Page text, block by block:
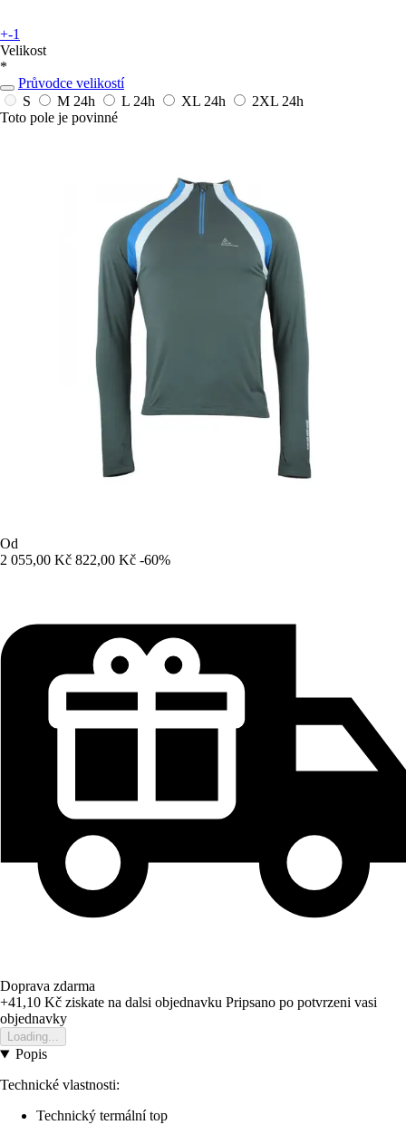
+-1
Velikost
*
Průvodce velikostí
S
M 24h L 24h XL 24h 2XL 24h
Toto pole je povinné
Od
2 055,00 Kč 822,00 Kč -60%
Doprava zdarma
+41,10 Kč ziskate na dalsi objednavku Pripsano po potvrzeni vasi
objednavky
Loading...
Popis
Technické vlastnosti:
Technický termální top